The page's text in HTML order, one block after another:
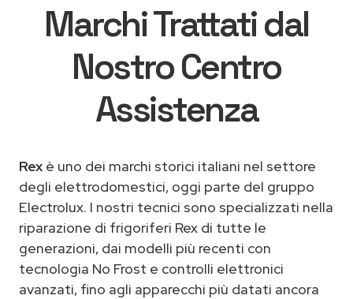
Marchi Trattati dal
Nostro Centro
Assistenza
Rex è uno dei marchi storici italiani nel settore
degli elettrodomestici, oggi parte del gruppo
Electrolux. I nostri tecnici sono specializzati nella
riparazione di frigoriferi Rex di tutte le
generazioni, dai modelli più recenti con
tecnologia No Frost e controlli elettronici
avanzati, fino agli apparecchi più datati ancora